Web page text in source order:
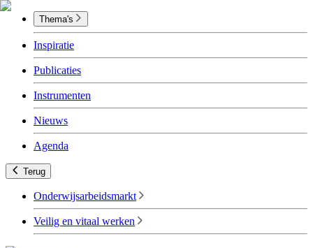
Thema's
Inspiratie
Publicaties
Instrumenten
Nieuws
Agenda
Terug
Onderwijsarbeidsmarkt
Veilig en vitaal werken